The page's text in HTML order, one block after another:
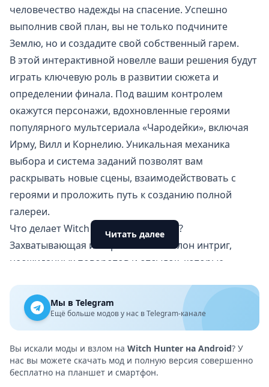
человечество надежды на спасение. Успешно
выполнив свой план, вы не только подчините
Землю, но и создадите свой собственный гарем.
В этой интерактивной новелле ваши решения будут
играть ключевую роль в развитии сюжета и
определении финала. Под вашим контролем
окажутся персонажи, вдохновленные героями
популярного мультсериала «Чародейки», включая
Ирму, Вилл и Корнелию. Уникальная механика
выбора и система заданий позволят вам
раскрывать новые сцены, взаимодействовать с
героями и проложить путь к созданию полной
галереи.
Что делает Witch Hunter особенной?
Захватывающая история: сюжет полон интриг,
неожиданных поворотов и отсылок, которые
Известные персонажи: знакомые героини
приобретают новые черты, добавляя игре
оригинальности.
Качественная графика: высокодетализированная
рисовка делает каждую сцену запоминающейся.
Полная свобода: игра полностью лишена цензуры,
Читать далее
Мы в Telegram
Ещё больше модов у нас в Telegram-канале
Вы искали моды и взлом на Witch Hunter на Android? У
нас вы можете скачать мод и полную версия совершенно
бесплатно на планшет и смартфон.